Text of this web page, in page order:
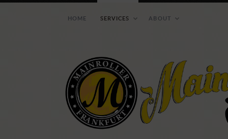
HOME SERVICES ABOUT